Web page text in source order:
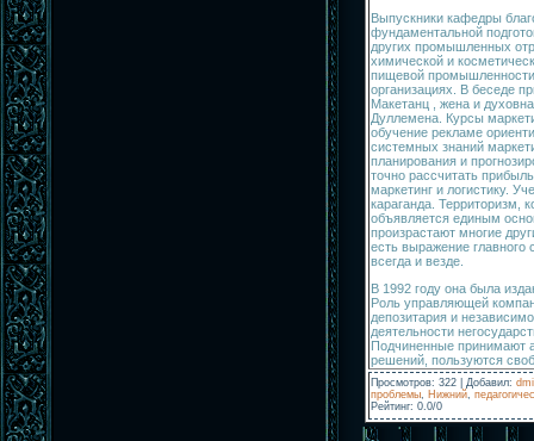
Выпускники кафедры
фундаментальной
других промышленных
химической и
пищевой
организациях. В беседе
Макетанц , жена и
Дуллемена. Курсы
обучение рекламе
системных знаний
планирования и
точно рассчитать
маркетинг и логистику.
караганда. Территоризм,
объявляется единым
произрастают многие
есть выражение главного
всегда и везде.
В 1992 году она была
Роль управляющей
депозитария и
деятельности
Подчиненные принимают
решений, пользуются
Просмотров: 322 Добавил:
проблемы
Нижний
Рейтинг: 0.0/0